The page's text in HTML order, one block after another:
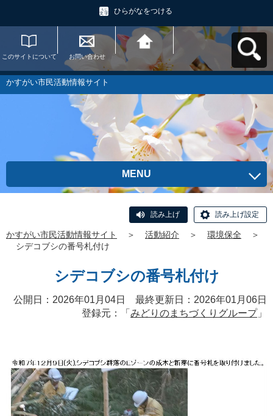
ひらがなをつける
このサイトについて お問い合わせ
かすがい市民活動情
報サイトへ戻る
かすがい市民活動情報サイト
MENU
読み上げ 読み上げ設定
かすがい市民活動情報サイト ＞ 活動紹介 ＞ 環境保全
＞
シデコブシの番号札付け
シデコブシの番号札付け
公開日：2026年01月04日 最終更新日：2026年01月06日
登録元：「 みどりのまちづくりグループ」